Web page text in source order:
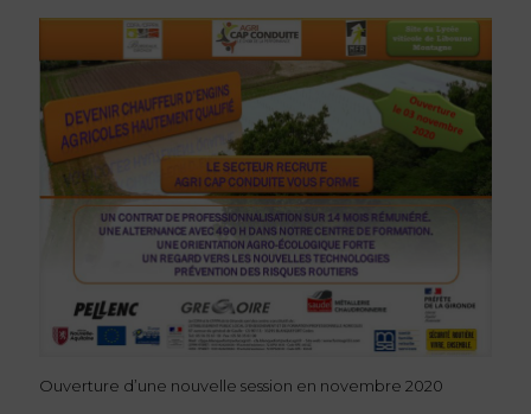
Ouverture d’une nouvelle session en novembre 2020